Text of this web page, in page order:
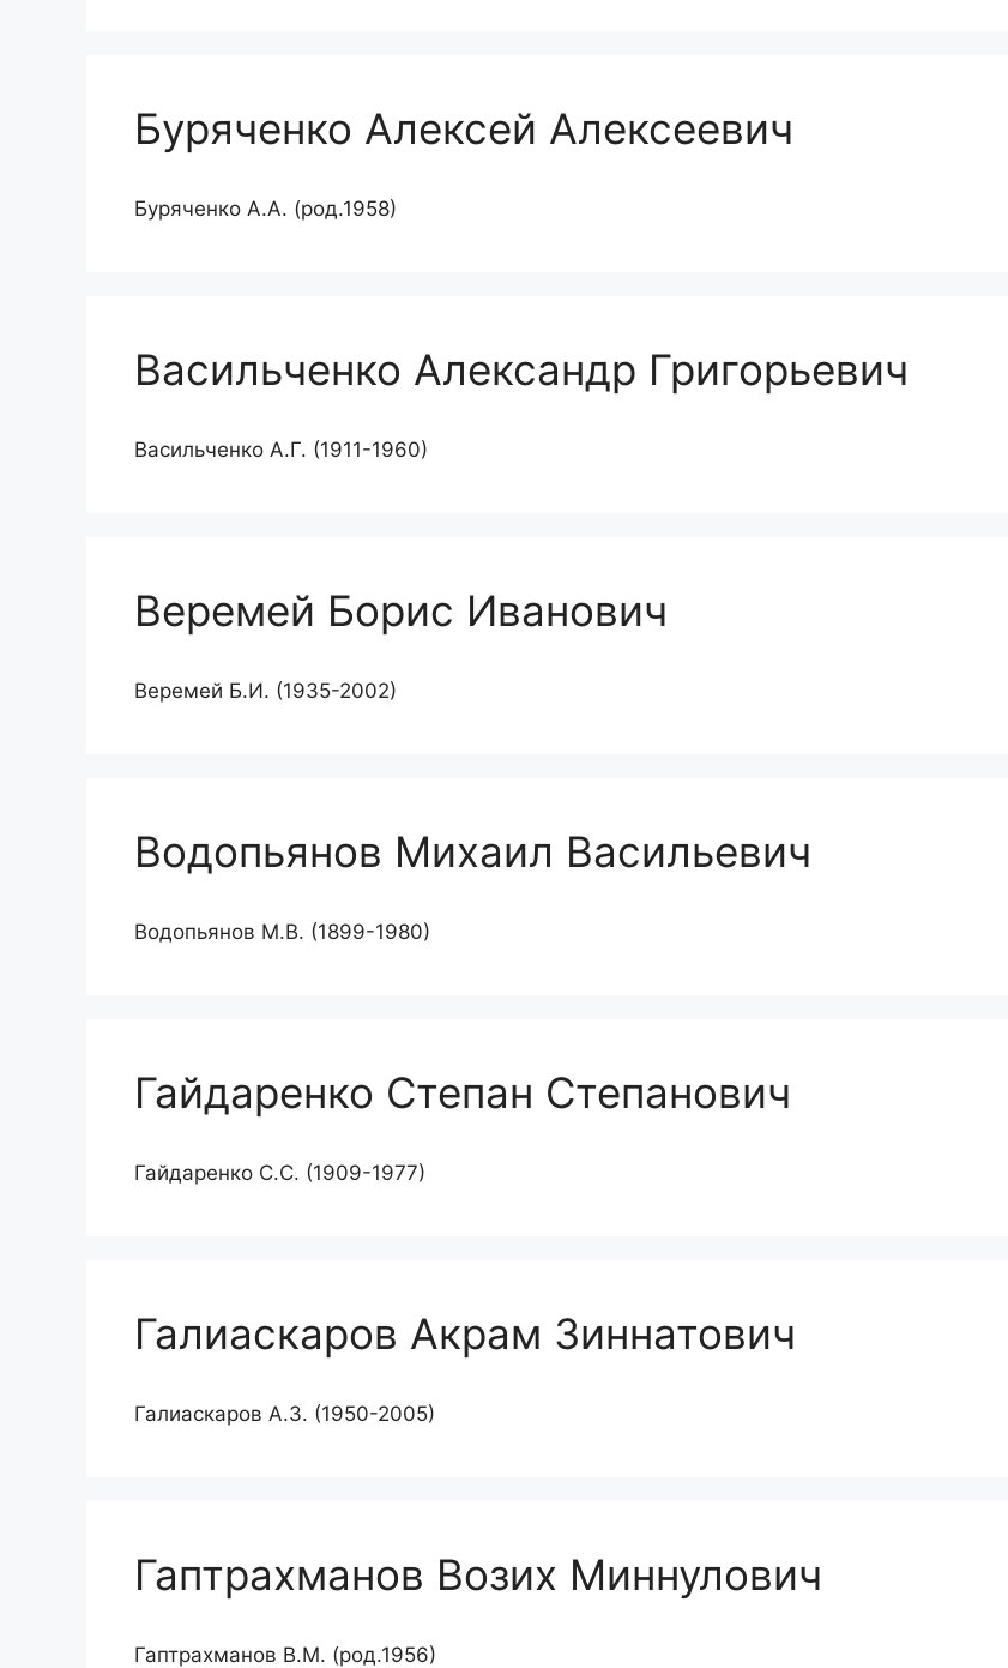
Буряченко Алексей Алексеевич
Буряченко А.А. (род.1958)
Васильченко Александр Григорьевич
Васильченко А.Г. (1911-1960)
Веремей Борис Иванович
Веремей Б.И. (1935-2002)
Водопьянов Михаил Васильевич
Водопьянов М.В. (1899-1980)
Гайдаренко Степан Степанович
Гайдаренко С.С. (1909-1977)
Галиаскаров Акрам Зиннатович
Галиаскаров А.З. (1950-2005)
Гаптрахманов Возих Миннулович
Гаптрахманов В.М. (род.1956)